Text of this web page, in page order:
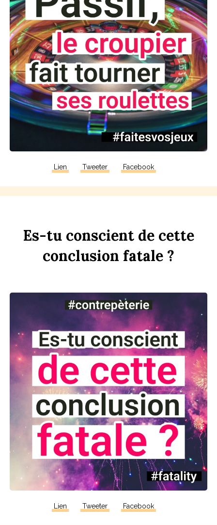
Lien Tweeter Facebook
Es-tu conscient de cette
conclusion fatale ?
Lien Tweeter Facebook